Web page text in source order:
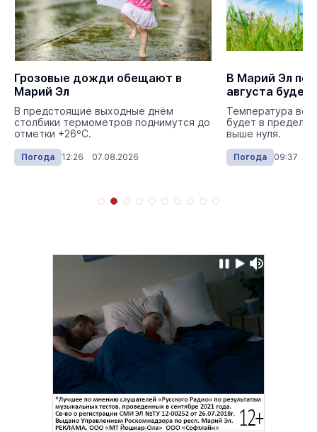
Грозовые дожди обещают в
Марий Эл
В предстоящие выходные днём
столбики термометров поднимутся до
отметки +26ºС.
Погода 12:26 07.08.2026
В Марий Эл
августа будет
Температура
будет в
выше нуля.
Погода 09:37